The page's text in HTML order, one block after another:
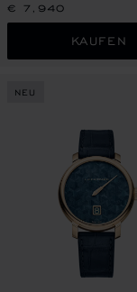
€ 7,940
KAUFEN
NEU